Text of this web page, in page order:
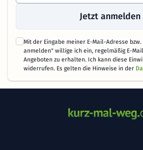
Jetzt anmelden
Mit der Eingabe meiner E-Mail-Adresse
anmelden" willige ich ein, regelmäßig E-
Angeboten zu erhalten. Ich kann diese
widerrufen. Es gelten die Hinweise in der